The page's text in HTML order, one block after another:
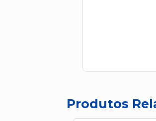
Produtos